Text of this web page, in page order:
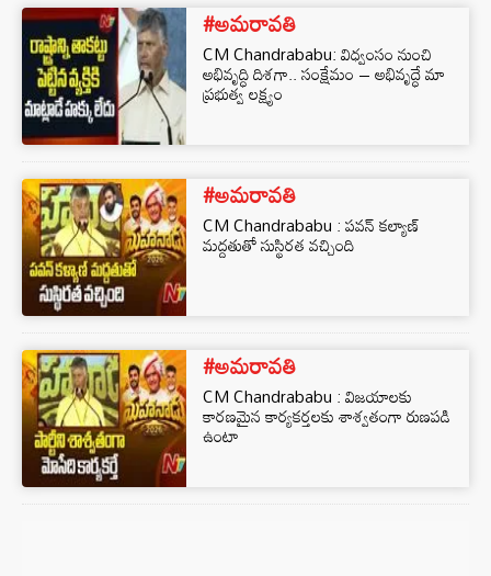
#అమరావతి
CM Chandrababu: విధ్వంసం నుంచి
అభివృద్ధి దిశగా.. సంక్షేమం – అభివృద్ధే మా
ప్రభుత్వ లక్ష్యం
#అమరావతి
CM Chandrababu : పవన్‌ కల్యాణ్‌
మద్దతుతో సుస్థిరత వచ్చింది
#అమరావతి
CM Chandrababu : విజయాలకు
కారణమైన కార్యకర్తలకు శాశ్వతంగా రుణపడి
ఉంటా